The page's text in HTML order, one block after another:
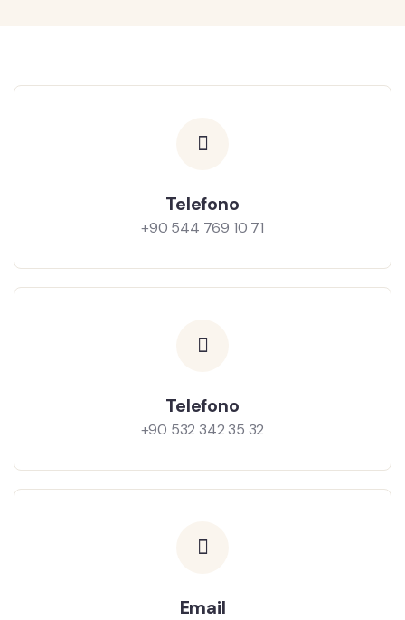
Telefono
+90 544 769 10 71
Telefono
+90 532 342 35 32
Email